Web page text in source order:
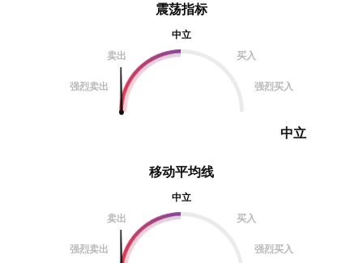
震荡指标
中立
卖出
买入
强烈卖出 强烈买入
中立
移动平均线
中立
卖出
买入
强烈卖出 强烈买入